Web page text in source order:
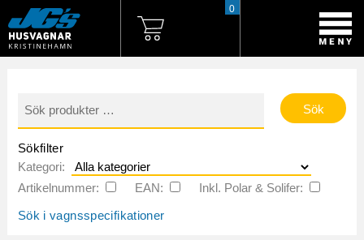
0
efter:
Sökfilter
Kategori:
Artikelnummer:
EAN:
Inkl. Polar & Solifer:
Sök i vagnsspecifikationer